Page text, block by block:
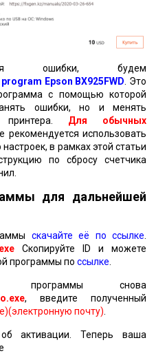
ошибки, будем
Epson BX925FWD. Это
с помощью которой
ошибки, но и менять
принтера. Для обычных
рекомендуется использовать
в рамках этой статьи
по сбросу счетчика
для дальнейшей
скачайте её по ссылке.
Скопируйте ID и можете
программы по ссылке.
программы снова
, введите полученный
почту).
активации. Теперь ваша